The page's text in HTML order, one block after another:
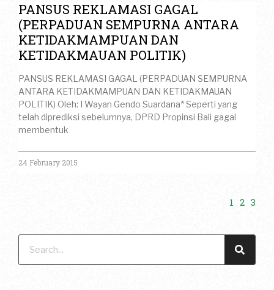
PANSUS REKLAMASI GAGAL
(PERPADUAN SEMPURNA ANTARA
KETIDAKMAMPUAN DAN
KETIDAKMAUAN POLITIK)
PANSUS REKLAMASI GAGAL (PERPADUAN SEMPURNA
ANTARA KETIDAKMAMPUAN DAN KETIDAKMAUAN
POLITIK) Oleh: I Wayan Gendo Suardana* Seperti yang
telah diprediksi sebelumnya, DPRD Propinsi Bali gagal
membentuk
24 February 2015
1 2 3